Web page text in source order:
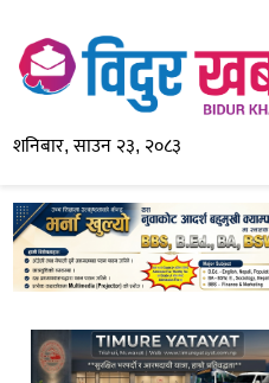
शनिबार, साउन २३, २०८३